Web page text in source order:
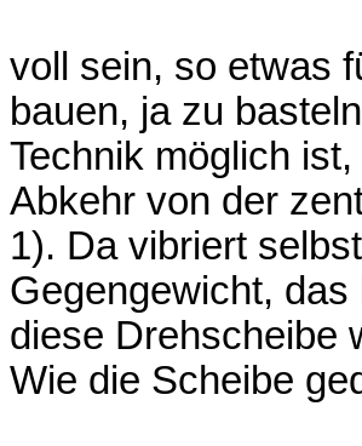
voll sein, so etwas
bauen, ja zu
Technik möglich
Abkehr von der
1). Da vibriert
Gegengewicht,
diese Drehscheibe
Wie die Scheibe